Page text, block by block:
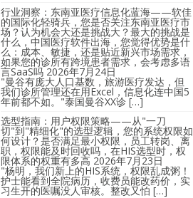
行业洞察：东南亚医疗信息化蓝海——软佳
的国际化轻骑兵，您是否关注东南亚医疗市
场？认为机会大还是挑战大？最大的挑战是
什么，中国医疗软件出海，您觉得优势是什
么：成本、敏捷，还是贴近新兴市场需求，
如果您的诊所有跨境患者需求，会考虑多语
言SaaS吗 2026年7月24日
"曼谷有庞大人口基数，旅游医疗发达，但
我们诊所管理还在用Excel，信息化连中国5
年前都不如。"泰国曼谷XX诊 […]
选型指南：用户权限策略——从"一刀
切"到"精细化"的选型逻辑，您的系统权限如
何设计？是否满足最小权限，员工转岗、离
职，权限能及时回收吗，在HIS选型时，权
限体系的权重有多高 2026年7月23日
"杨明，我们新上的HIS系统，权限乱成粥！
护士能看到全院病历，收费员能改药价，实
习生开的医嘱没人审核。整改又怕 […]